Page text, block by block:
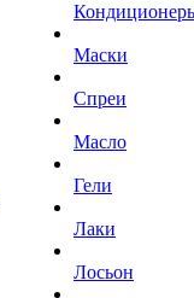
Маски
Спреи
Масло
Гели
Лаки
Лосьон